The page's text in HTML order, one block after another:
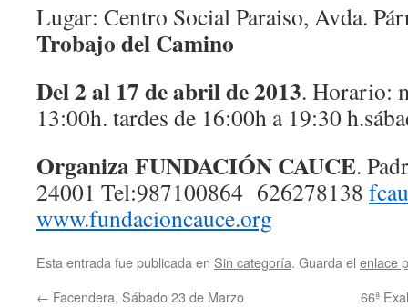
Lugar: Centro Social Paraiso, Avda.
Trobajo del Camino
Del 2 al 17 de abril de 2013. Horario:
13:00h. tardes de 16:00h a 19:30
Organiza FUNDACIÓN CAUCE.
24001 Tel:987100864 626278138
www.fundacioncauce.org
Esta entrada fue publicada en Sin categoría. Guarda el enlace
← Facendera, Sábado 23 de Marzo 66ª